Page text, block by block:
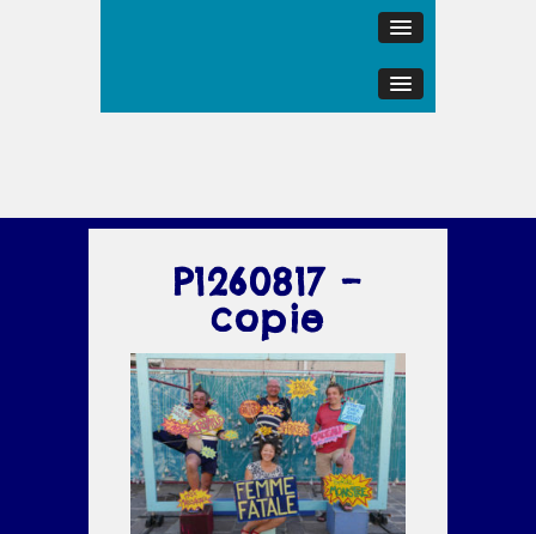
P1260817 –
copie